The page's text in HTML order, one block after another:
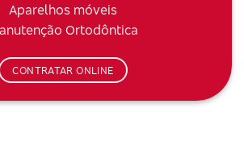
Aparelhos móveis
Ortodôntica
CONTRATAR ONLINE